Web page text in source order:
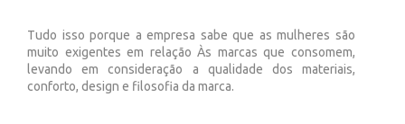
Tudo isso porque a empresa sabe que as mulheres são
muito exigentes em relação Às marcas que consomem,
levando em consideração a qualidade dos materiais,
conforto, design e filosofia da marca.